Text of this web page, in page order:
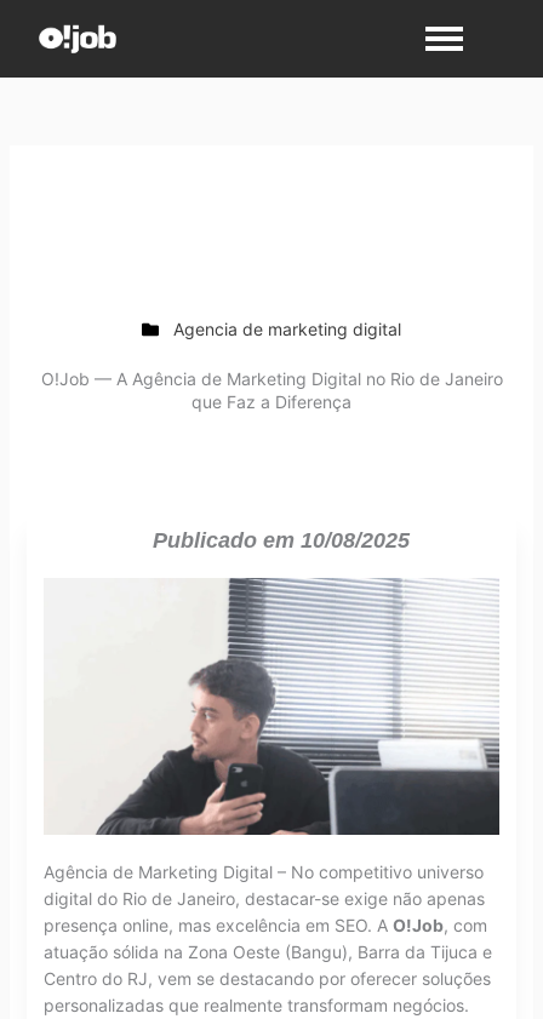
Agencia de marketing digital
O!Job — A Agência de Marketing Digital no Rio de Janeiro
que Faz a Diferença
Publicado em 10/08/2025
Agência de Marketing Digital – No competitivo universo
digital do Rio de Janeiro, destacar-se exige não apenas
presença online, mas excelência em SEO. A O!Job, com
atuação sólida na Zona Oeste (Bangu), Barra da Tijuca e
Centro do RJ, vem se destacando por oferecer soluções
personalizadas que realmente transformam negócios.